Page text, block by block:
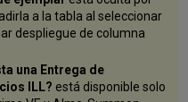
a la tabla al seleccionar
despliegue de columna
una Entrega de
ILL? está disponible solo